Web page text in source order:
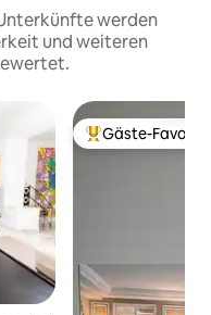
werden
und weiteren
Beliebter Gäste-
Gäste-Favorit